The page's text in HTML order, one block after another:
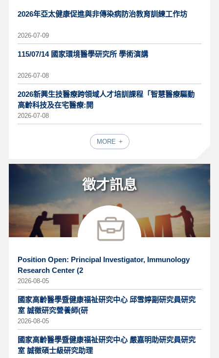
2026年亞太健康促進與非傳染病防治教育訓練工作坊
2026-07-09
115/07/14 國家環境醫學研究所 學術演講
2026-07-08
2026新興生技醫療跨領域人才培訓課程「智慧醫療驅動
高齡科技及在宅醫療:開
2026-07-08
MORE
徵才訊息
Position Open: Principal Investigator, Immunology
Research Center (2
2026-08-05
國家高齡醫學暨健康福祉研究中心 邱雪婷副研究員研究
室 誠徵研究營養師(研
2026-08-05
國家高齡醫學暨健康福祉研究中心 嚴嘉明助研究員研究
室 誠徵碩士級研究助理